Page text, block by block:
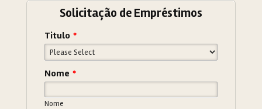
Solicitação de Empréstimos
Titulo *
Nome *
Nome